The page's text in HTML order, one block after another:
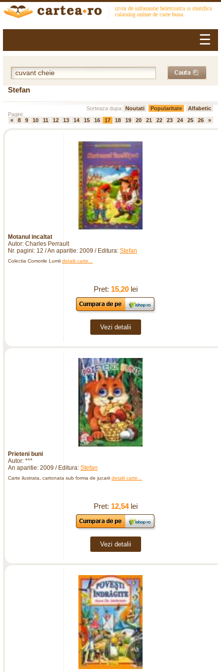
☰
Stefan
Sorteaza dupa: Noutati Popularitate
Alfabetic
Pagini:
«
8 9 10 11 12 13 14 15 16 17 18 19 20 21 22 23 24 25 26 »
Motanul incaltat
Autor: Charles Perrault
Nr. pagini: 12 / An aparitie: 2009 / Editura: Stefan
Colectia Comorile Lumii detalii carte...
Pret: 15,20lei
Vezi detalii
Prieteni buni
Autor: ***
An aparitie: 2009 / Editura: Stefan
Carte ilustrata, cartonata sub forma de jucarii detalii carte...
Pret: 12,54lei
Vezi detalii